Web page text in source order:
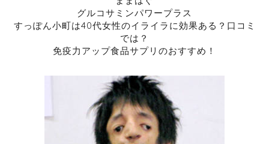
グルコサミンパワープラス
すっぽん小町は40代女性のイライラに効果ある？口コミ
では？
免疫力アップ食品サプリのおすすめ！